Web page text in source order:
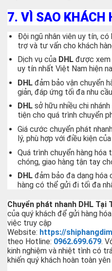
7. VÌ SAO KHÁCH
Đội ngũ nhân viên uy tín, có
trợ và tư vấn cho khách
Dịch vụ của DHLđược xem
uy tín nhất Việt Nam hiện
DHLđảm bảo vận chuyển
giản, đáp ứng tối đa nhu
DHLsở hữu nhiều chi
tiện cho quá trình chuyển
Giá cước chuyển phát
lý, phù hợp với điều kiện
Quá trình chuyển hàng hóa
chóng, giao hàng tận tay
DHLđảm bảo đa dạng hóa
hàng có thể gửi đi tối đa
Chuyển phát nhanh DHL Tại
của quý khách để gửi hàng
việc truy cập
Website: https://
theo Hotline: 0962.699.679.
kinh nghiệm và nhiệt tình có
khiến quý khách hoàn toàn